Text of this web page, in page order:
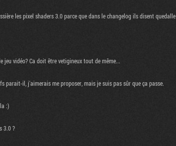
les pixel shaders 3.0 parce que dans le changelog ils disent quedalle
vidéo? Ca doit être vetigineux tout de même...
parait-il, j'aimerais me proposer, mais je suis pas sûr que ça passe.
:)
3.0 ?